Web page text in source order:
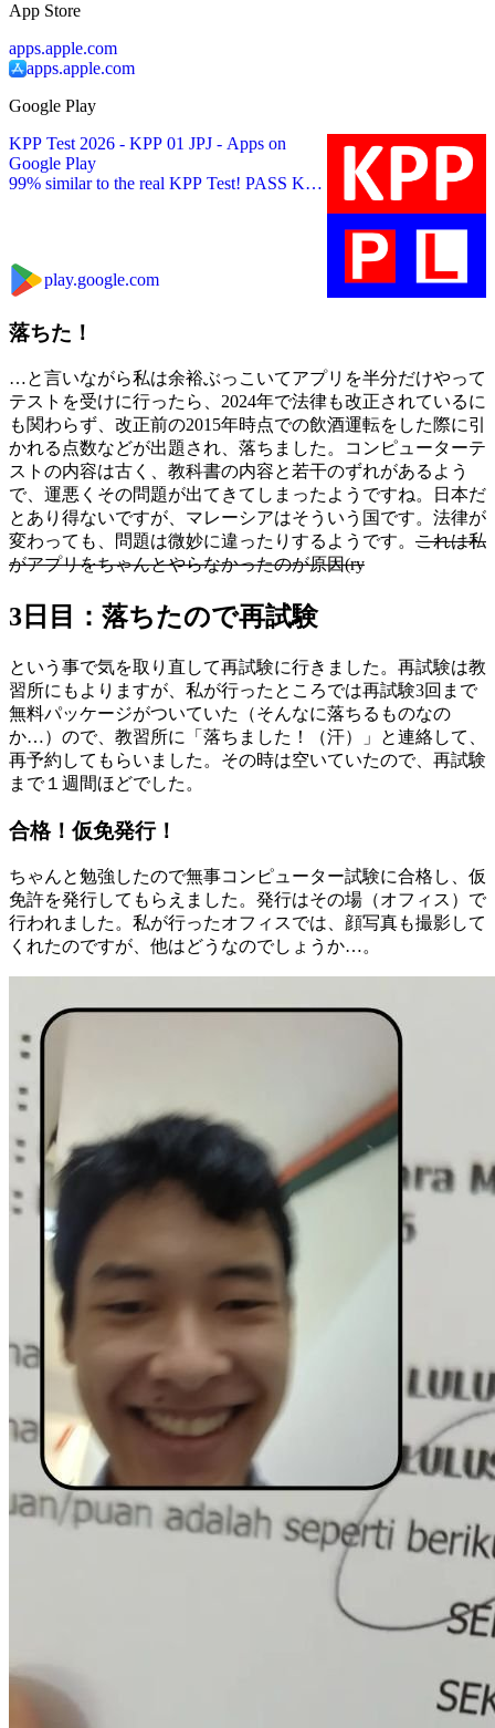
App Store
apps.apple.com
apps.apple.com
Google Play
KPP Test 2026 - KPP 01 JPJ - Apps on
Google Play
99% similar to the real KPP Test! PASS KPP
play.google.com
落ちた！
…と言いながら私は余裕ぶっこいてアプリを半分だけやって
テストを受けに行ったら、2024年で法律も改正されているに
も関わらず、改正前の2015年時点での飲酒運転をした際に引
かれる点数などが出題され、落ちました。コンピューターテ
ストの内容は古く、教科書の内容と若干のずれがあるよう
で、運悪くその問題が出てきてしまったようですね。日本だ
とあり得ないですが、マレーシアはそういう国です。法律が
変わっても、問題は微妙に違ったりするようです。 これは私
がアプリをちゃんとやらなかったのが原因(ry
3日目：落ちたので再試験
という事で気を取り直して再試験に行きました。再試験は教
習所にもよりますが、私が行ったところでは再試験3回まで
無料パッケージがついていた（そんなに落ちるものなの
か…）ので、教習所に「落ちました！（汗）」と連絡して、
再予約してもらいました。その時は空いていたので、再試験
まで１週間ほどでした。
合格！仮免発行！
ちゃんと勉強したので無事コンピューター試験に合格し、仮
免許を発行してもらえました。発行はその場（オフィス）で
行われました。私が行ったオフィスでは、顔写真も撮影して
くれたのですが、他はどうなのでしょうか…。